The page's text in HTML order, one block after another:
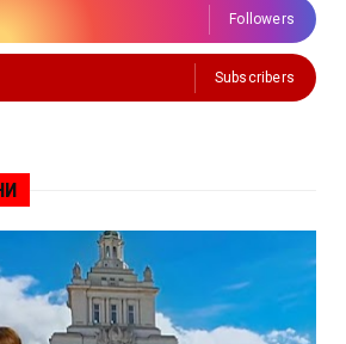
Followers
Subscribers